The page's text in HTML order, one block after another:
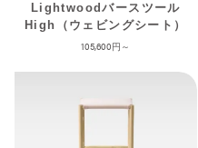
Lightwoodバースツール
High（ウェビングシート）
105,600